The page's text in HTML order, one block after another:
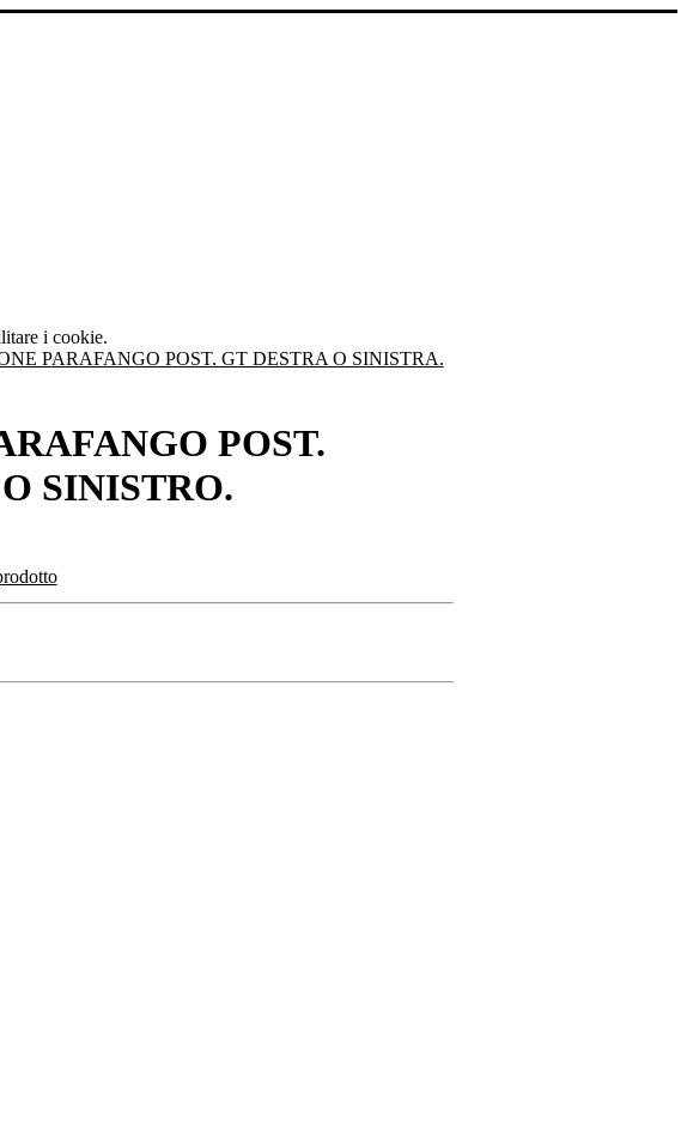
i cookie.
PARAFANGO POST. GT DESTRA O SINISTRA.
POST.
SINISTRO.